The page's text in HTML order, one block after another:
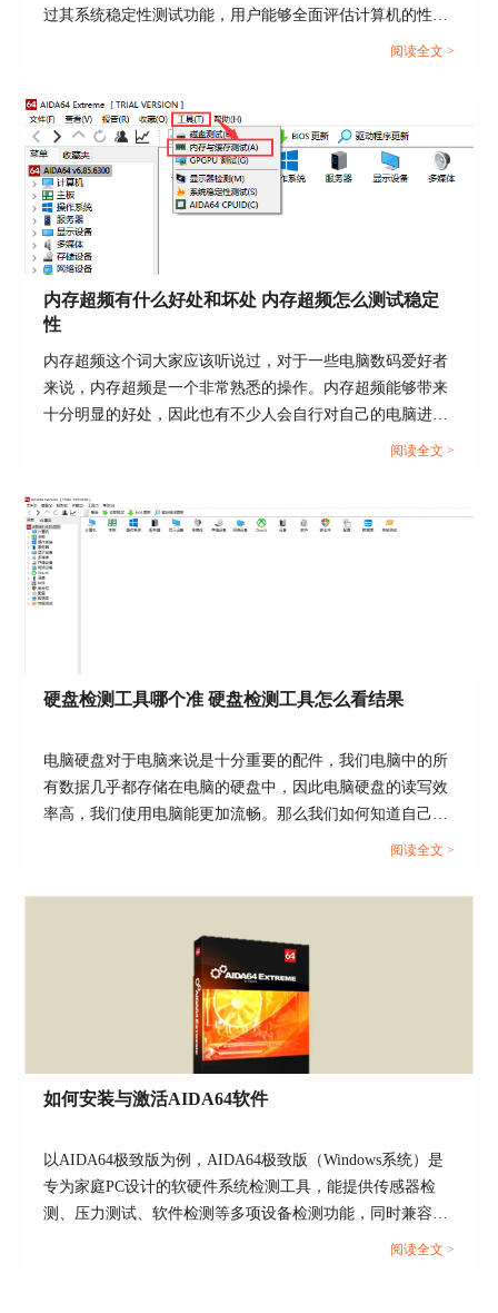
如图4所示，点击AIDA64左侧“进程”按钮，进
入“进程”主界面，和Windows的任务管理器一
样，“进程”里可以看到电脑当前正在运行的任务进
程，而且双击所选进程，可以查看主程序文件的属
性。
不一样的是，AIDA64上每一项进程的名称前还会
显示主程序的图标，比起Win7的任务管理器，能让
用户更直观的知道进程的内容。美中不足的是，在
AIDA64上无法直接右键关闭进程。
点击AIDA64左侧“已运行时间”按钮，就可以看到
系统运行时间的详细数值了。如图5所示，用户可
以看到电脑的当前状态和统计数据，大家可以根据
图5：已运行时间
④其他部分
件和DLL文件都是保障操作系统完整运行的重要文
过其系统稳定性测试功能，用户能够全面评估计算机的性能
和稳定性。而在进行AIDA64软件进行系统稳定性测试时，
体内容。...
阅读全文 >
内存超频有什么好处和坏处 内存超频怎么测试稳定
性
内存超频这个词大家应该听说过，对于一些电脑数码爱好者
来说，内存超频是一个非常熟悉的操作。内存超频能够带来
十分明显的好处，因此也有不少人会自行对自己的电脑进行
超频，可实际上，内存超频也会给电脑带来一定的风险和影
超频怎么测试稳定性。...
阅读全文 >
硬盘检测工具哪个准 硬盘检测工具怎么看结果
电脑硬盘对于电脑来说是十分重要的配件，我们电脑中的所
有数据几乎都存储在电脑的硬盘中，因此电脑硬盘的读写效
率高，我们使用电脑能更加流畅。那么我们如何知道自己的
硬盘性能究竟如何呢？今天我们就来说一说硬盘检测工具哪
阅读全文 >
如何安装与激活AIDA64软件
以AIDA64极致版为例，AIDA64极致版（Windows系统）是
专为家庭PC设计的软硬件系统检测工具，能提供传感器检
测、压力测试、软件检测等多项设备检测功能，同时兼容32
位和64位的Windows操作系统，能对CPU、系统内存进行更
阅读全文 >